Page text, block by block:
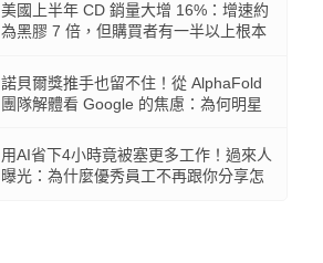
美國上半年 CD 銷量大增 16%：增速約
為黑膠 7 倍，但購買者有一半以上根本
諾貝爾獎推手也留不住！從 AlphaFold
團隊解體看 Google 的焦慮：為何明星
用AI省下4小時竟被塞更多工作！過來人
曝光：為什麼優秀員工不再跟你分享怎